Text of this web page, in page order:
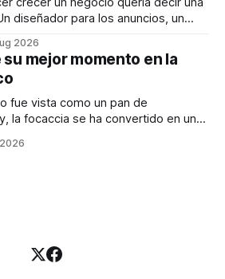
diseñador para los anuncios, un
que supiera de publicidad digital
un vendedor para atender
y —con suerte— una persona
2026
mejor momento en la
fue vista como un pan de
la focaccia se ha convertido en uno
de calidad y experiencias que